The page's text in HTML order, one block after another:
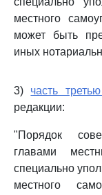
местного
может быть
иных
3) часть
редакции:
"Порядок
главами
специально
местного